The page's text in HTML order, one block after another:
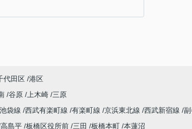
代田区 港区
谷原 上木崎 三原
袋線 西武有楽町線 有楽町線 京浜東北線 西武新宿線
高島平 板橋区役所前 三田 板橋本町 本蓮沼